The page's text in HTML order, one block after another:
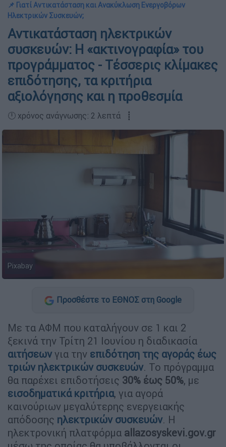
📌 Γιατί Αντικατάσταση και Ανακύκλωση Ενεργοβόρων
Ηλεκτρικών Συσκευών;
Αντικατάσταση ηλεκτρικών
συσκευών: Η «ακτινογραφία» του
προγράμματος - Τέσσερις κλίμακες
επιδότησης, τα κριτήρια
αξιολόγησης και η προθεσμία
🕛 χρόνος ανάγνωσης: 2 λεπτά ┋
Pixabay
Προσθέστε το ΕΘΝΟΣ στη Google
Με τα ΑΦΜ που καταλήγουν σε 1 και 2
ξεκινά την Τρίτη 21 Ιουνίου η διαδικασία
αιτήσεωνγια την επιδότηση της αγοράς έως
τριών ηλεκτρικών συσκευών. Το πρόγραμμα
θα παρέχει επιδοτήσεις 30% έως 50%, με
εισοδηματικά κριτήρια, για αγορά
καινούριων μεγαλύτερης ενεργειακής
απόδοσης ηλεκτρικών συσκευών. Η
ηλεκτρονική πλατφόρμα allazosyskevi.gov.gr